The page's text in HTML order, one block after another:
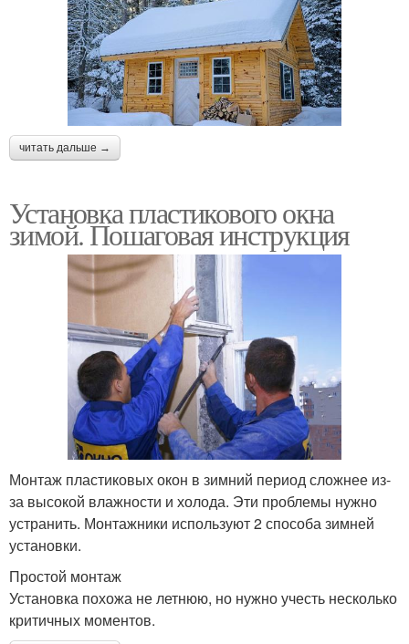
читать дальше →
Установка пластикового окна
зимой. Пошаговая инструкция
Монтаж пластиковых окон в зимний период сложнее из-
за высокой влажности и холода. Эти проблемы нужно
устранить. Монтажники используют 2 способа зимней
установки.
Простой монтаж
Установка похожа не летнюю, но нужно учесть несколько
критичных моментов.